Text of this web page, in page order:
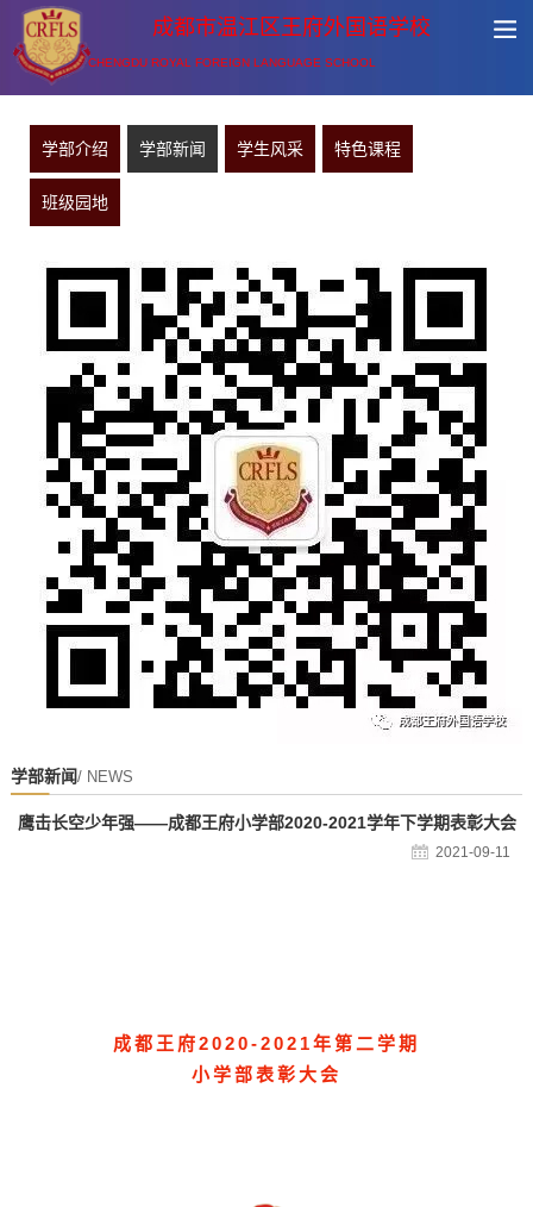
成都市温江区王府外国语学校
CHENGDU ROYAL FOREIGN LANGUAGE SCHOOL
学部介绍 学部新闻 学生风采 特色课程
班级园地
学部新闻/ NEWS
鹰击长空少年强——成都王府小学部2020-2021学年下学期表彰大会
2021-09-11
成都王府2020-2021年第二学期
小学部表彰大会